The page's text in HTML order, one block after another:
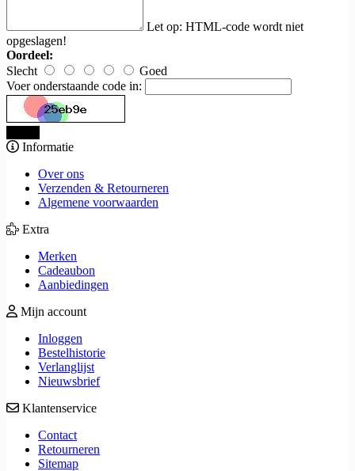
Let op: HTML-code wordt niet
opgeslagen!
Oordeel:
Slecht
Goed
Voer onderstaande code in:
Informatie
Over ons
Verzenden & Retourneren
Algemene voorwaarden
Extra
Merken
Cadeaubon
Aanbiedingen
Mijn account
Inloggen
Bestelhistorie
Verlanglijst
Nieuwsbrief
Klantenservice
Contact
Retourneren
Sitemap